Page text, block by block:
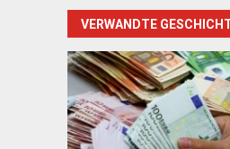
VERWANDTE